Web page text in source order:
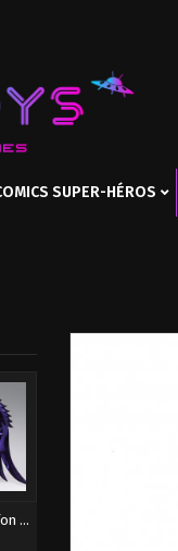
SUPER-HÉROS
Minos du Griffon Original Color Edition...